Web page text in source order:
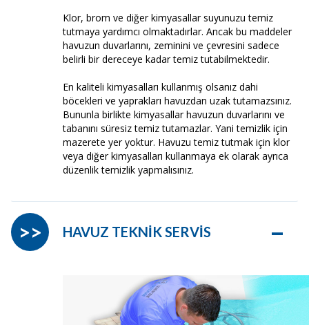
Klor, brom ve diğer kimyasallar suyunuzu temiz
tutmaya yardımcı olmaktadırlar. Ancak bu maddeler
havuzun duvarlarını, zeminini ve çevresini sadece
belirli bir dereceye kadar temiz tutabilmektedir.
En kaliteli kimyasalları kullanmış olsanız dahi
böcekleri ve yaprakları havuzdan uzak tutamazsınız.
Bununla birlikte kimyasallar havuzun duvarlarını ve
tabanını süresiz temiz tutamazlar. Yani temizlik için
mazerete yer yoktur. Havuzu temiz tutmak için klor
veya diğer kimyasalları kullanmaya ek olarak ayrıca
düzenlik temizlik yapmalısınız.
HAVUZ TEKNİK SERVİS –
>>